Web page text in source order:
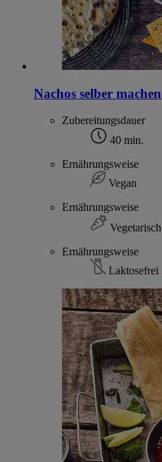
Nachos selber machen
Zubereitungsdauer
40 min.
Ernährungsweise
Vegan
Ernährungsweise
Vegetarisch
Ernährungsweise
Laktosefrei